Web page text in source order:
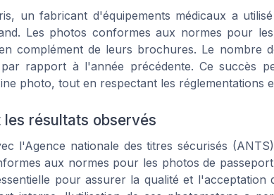
un fabricant d'équipements médicaux a
Les photos conformes aux normes pour
complément de leurs brochures. Le nombre
rapport à l'année précédente. Ce succès
photo, tout en respectant les réglementations
résultats observés
l'Agence nationale des titres sécurisés
aux normes pour les photos de
pour assurer la qualité et l'acceptation